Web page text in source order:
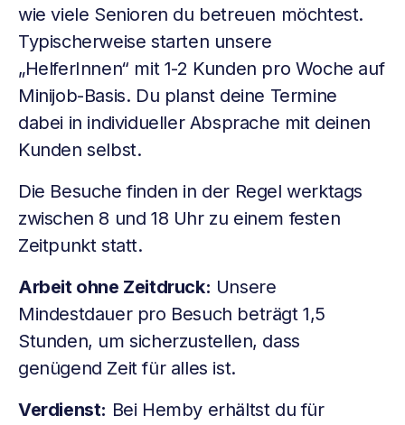
wie viele Senioren du betreuen möchtest.
Typischerweise starten unsere
„HelferInnen“ mit 1-2 Kunden pro Woche auf
Minijob-Basis. Du planst deine Termine
dabei in individueller Absprache mit deinen
Kunden selbst.
Die Besuche finden in der Regel werktags
zwischen 8 und 18 Uhr zu einem festen
Zeitpunkt statt.
Arbeit ohne Zeitdruck: Unsere
Mindestdauer pro Besuch beträgt 1,5
Stunden, um sicherzustellen, dass
genügend Zeit für alles ist.
Verdienst: Bei Hemby erhältst du für